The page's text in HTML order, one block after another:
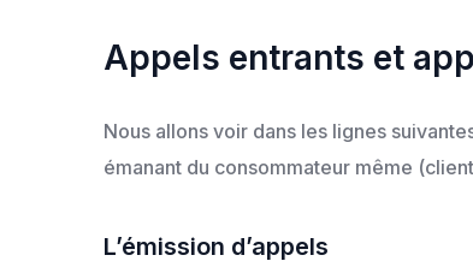
Appels entrants et
Nous allons voir dans les lignes
émanant du consommateur même
L’émission d’appels